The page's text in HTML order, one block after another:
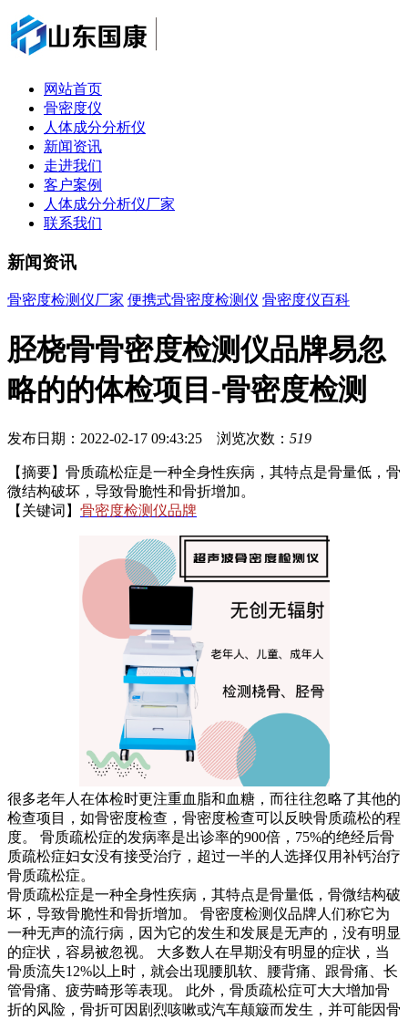
网站首页
骨密度仪
人体成分分析仪
新闻资讯
走进我们
客户案例
人体成分分析仪厂家
联系我们
新闻资讯
骨密度检测仪厂家 便携式骨密度检测仪 骨密度仪百科
胫桡骨骨密度检测仪品牌易忽
略的的体检项目-骨密度检测
发布日期：2022-02-17 09:43:25 浏览次数： 519
【摘要】骨质疏松症是一种全身性疾病，其特点是骨量低，骨
微结构破坏，导致骨脆性和骨折增加。
【关键词】 骨密度检测仪品牌
很多老年人在体检时更注重血脂和血糖，而往往忽略了其他的
检查项目，如骨密度检查，骨密度检查可以反映骨质疏松的程
度。 骨质疏松症的发病率是出诊率的900倍，75%的绝经后骨
质疏松症妇女没有接受治疗，超过一半的人选择仅用补钙治疗
骨质疏松症。
骨质疏松症是一种全身性疾病，其特点是骨量低，骨微结构破
坏，导致骨脆性和骨折增加。 骨密度检测仪品牌人们称它为
一种无声的流行病，因为它的发生和发展是无声的，没有明显
的症状，容易被忽视。 大多数人在早期没有明显的症状，当
骨质流失12%以上时，就会出现腰肌软、腰背痛、跟骨痛、长
管骨痛、疲劳畸形等表现。 此外，骨质疏松症可大大增加骨
折的风险，骨折可因剧烈咳嗽或汽车颠簸而发生，并可能因骨